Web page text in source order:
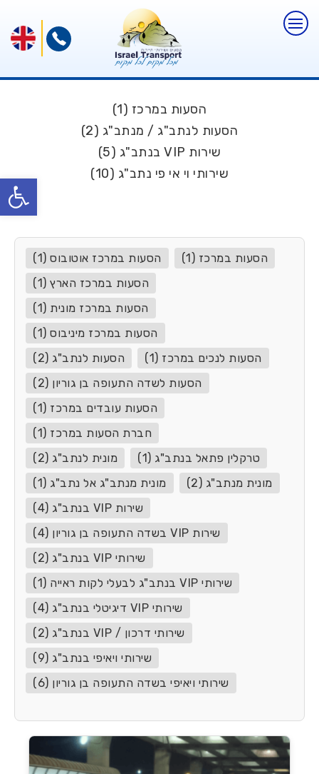
הסעות במרכז (1)
הסעות לנתב"ג / מנתב"ג (2)
שירות VIP בנתב"ג (5)
שירותי וי אי פי נתב"ג (10)
הסעות במרכז (1)
הסעות במרכז אוטובוס (1)
הסעות במרכז הארץ (1)
הסעות במרכז מונית (1)
הסעות במרכז מיניבוס (1)
הסעות לנכים במרכז (1)
הסעות לנתב"ג (2)
הסעות לשדה התעופה בן גוריון (2)
הסעות עובדים במרכז (1)
חברת הסעות במרכז (1)
טרקלין פתאל בנתב"ג (1)
מונית לנתב"ג (2)
מונית מנתב"ג (2)
מונית מנתב"ג אל נתב"ג (1)
שירות VIP בנתב"ג (4)
שירות VIP בשדה התעופה בן גוריון (4)
שירותי VIP בנתב"ג (2)
שירותי VIP בנתב"ג לבעלי לקות ראייה (1)
שירותי VIP דיגיטלי בנתב"ג (4)
שירותי דרכון / VIP בנתב"ג (2)
שירותי ויאיפי בנתב"ג (9)
שירותי ויאיפי בשדה התעופה בן גוריון (6)